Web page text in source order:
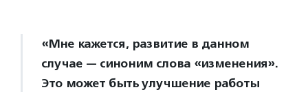
«Мне кажется, развитие в данном
случае — синоним слова «изменения».
Это может быть улучшение работы